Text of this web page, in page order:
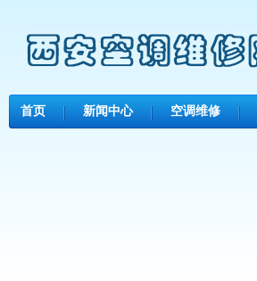
首页 新闻中心 空调维修